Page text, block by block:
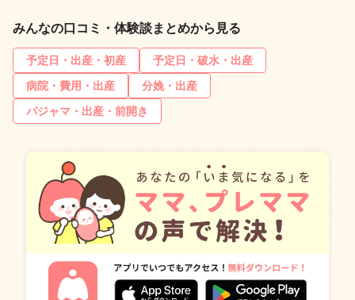
みんなの口コミ・体験談まとめから見る
予定日・出産・初産
予定日・破水・出産
病院・費用・出産
分娩・出産
パジャマ・出産・前開き